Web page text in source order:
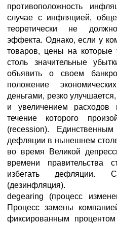
противоположность
случае с инфляцией,
теоретически не
эффекта. Однако, если у
товаров, цены на которые
столь значительные
объявить о своем
положение
деньгами, резко
и увеличением расходов
течение которого
(recession).
дефляции в нынешнем
во время Великой
времени правительства
избегать дефляции.
(дезинфляция).
degearing (процесс
Процесс замены
фиксированным